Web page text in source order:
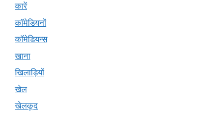
कारें
कॉमेडियनों
कॉमेडियन्स
खाना
खिलाड़ियों
खेल
खेलकूद